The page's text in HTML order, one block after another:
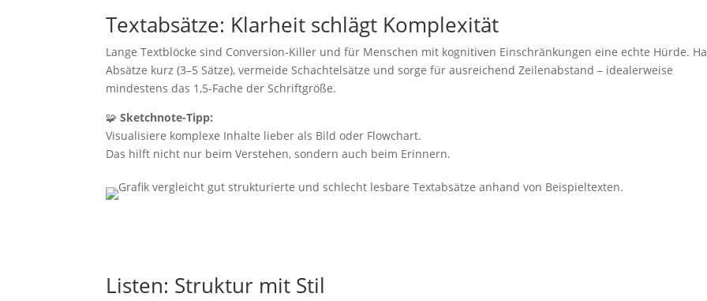
​Textabsätze: Klarheit schlägt Komplexität
Lange Textblöcke sind Conversion-Killer und für Menschen mit kognitiven Einschränkungen eine echte Hürde.
Absätze kurz (3–5 Sätze), vermeide Schachtelsätze und sorge für ausreichend Zeilenabstand – idealerweise
mindestens das 1,5-Fache der Schriftgröße.
🧩Sketchnote-Tipp:
Visualisiere komplexe Inhalte lieber als Bild oder Flowchart.
Das hilft nicht nur beim Verstehen, sondern auch beim Erinnern.
Listen: Struktur mit Stil